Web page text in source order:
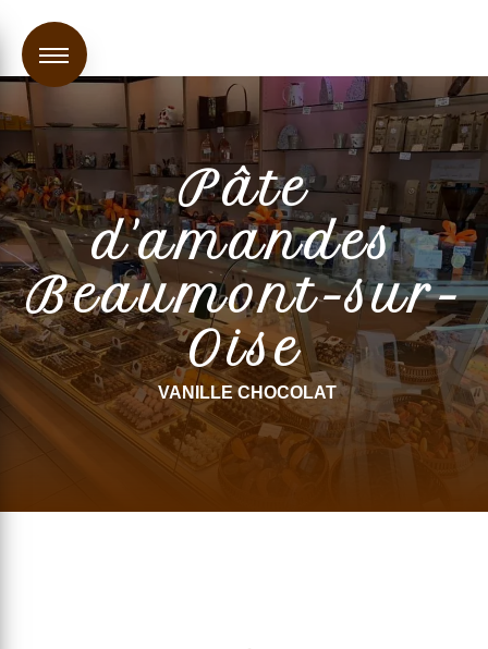
Pâte
d'amandes
Beaumont-sur-
Oise
VANILLE CHOCOLAT